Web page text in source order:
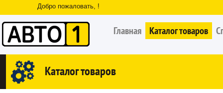
Добро пожаловать, !
Главная Каталог товаров
Каталог товаров